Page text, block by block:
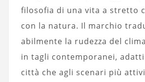
filosofia di una vita a stretto
con la natura. Il marchio
abilmente la rudezza del
in tagli contemporanei,
città che agli scenari più